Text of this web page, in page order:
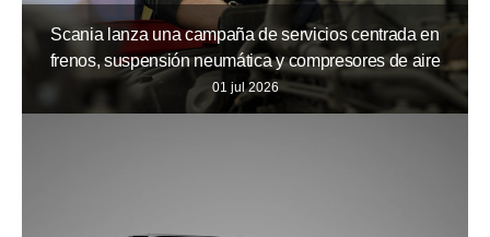
Scania lanza una campaña de servicios centrada en
frenos, suspensión neumática y compresores de aire
01 jul 2026